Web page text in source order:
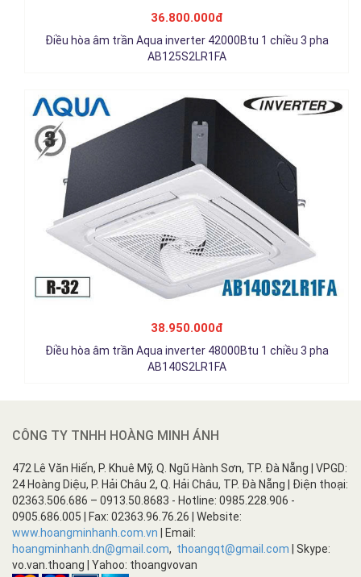
36.800.000đ
Điều hòa âm trần Aqua inverter 42000Btu 1 chiều 3 pha
AB125S2LR1FA
38.950.000đ
Điều hòa âm trần Aqua inverter 48000Btu 1 chiều 3 pha
AB140S2LR1FA
Chi tiết
CÔNG TY TNHH HOÀNG MINH ÁNH
472 Lê Văn Hiến, P. Khuê Mỹ, Q. Ngũ Hành Sơn, TP. Đà Nẵng | VPGD:
24 Hoàng Diệu, P. Hải Châu 2, Q. Hải Châu, TP. Đà Nẵng | Điện thoại:
02363.506.686 – 0913.50.8683 - Hotline: 0985.228.906 -
0905.686.005 | Fax: 02363.96.76.26 | Website:
www.hoangminhanh.com.vn | Email:
hoangminhanh.dn@gmail.com, thoangqt@gmail.com | Skype:
vo.van.thoang | Yahoo: thoangvovan